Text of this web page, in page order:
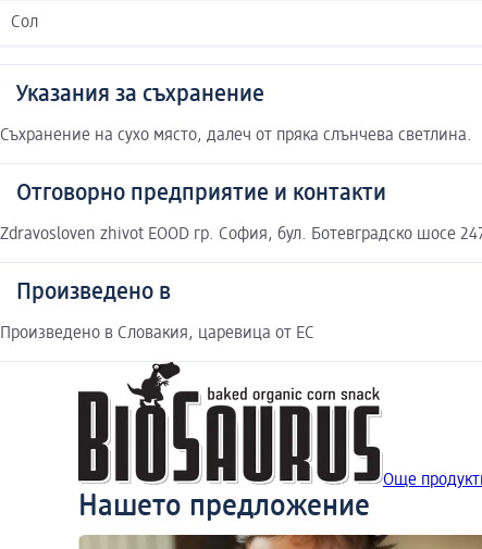
Сол
Указания за съхранение
Съхранение на сухо място, далеч от пряка слънчева светлина.
Отговорно предприятие и контакти
Zdravosloven zhivot EOOD гр. София, бул. Ботевградско шосе
Произведено в
Произведено в Словакия, царевица от ЕС
Още
Нашето предложение